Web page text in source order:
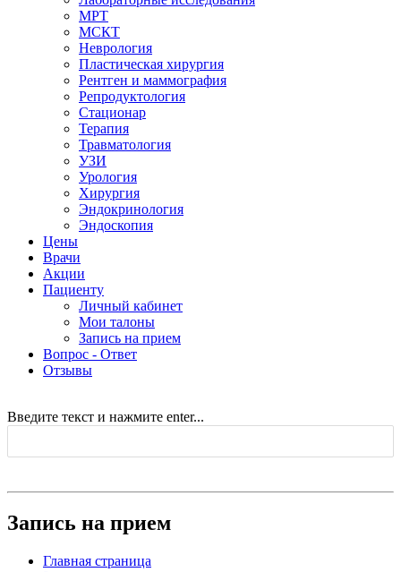
МРТ
МСКТ
Неврология
Пластическая хирургия
Рентген и маммография
Репродуктология
Стационар
Терапия
Травматология
УЗИ
Урология
Хирургия
Эндокринология
Эндоскопия
Цены
Врачи
Акции
Пациенту
Личный кабинет
Мои талоны
Запись на прием
Вопрос - Ответ
Отзывы
Введите текст и нажмите enter...
Запись на прием
Главная страница